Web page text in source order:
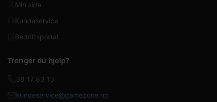
Min side
Kundeservice
Bedriftsportal
Trenger du hjelp?
38 17 83 13
kundeservice@gamezone.no